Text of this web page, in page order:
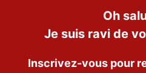
Oh
Je suis ravi de
Inscrivez-vous pour